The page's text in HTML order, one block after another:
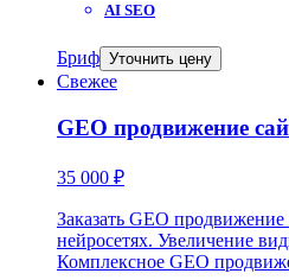
AI SEO
Бриф Уточнить цену
Свежее
GEO продвижение
35 000 ₽
Заказать GEO
нейросетях. Увеличение
Комплексное GEO